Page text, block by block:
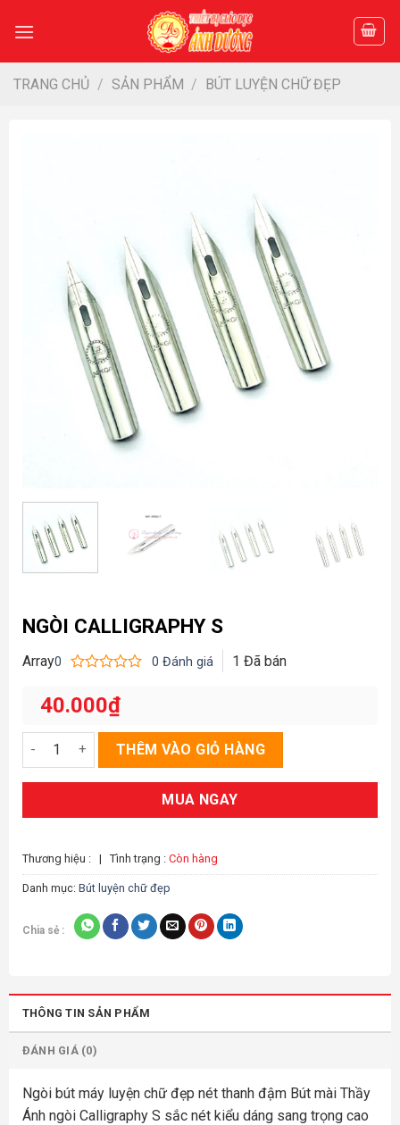
TRANG CHỦ / SẢN PHẨM / BÚT LUYỆN CHỮ ĐẸP
NGÒI CALLIGRAPHY S
Array0
xếp
hạng
sao
0 Đánh giá 1 Đã bán
40.000₫
Ngòi Calligraphy S số lượngTHÊM VÀO GIỎ HÀNG
MUA NGAY
Thương hiệu : | Tình trạng : Còn hàng
Danh mục: Bút luyện chữ đẹp
Chia sẻ :
THÔNG TIN SẢN PHẨM
ĐÁNH GIÁ (0)
Ngòi bút máy luyện chữ đẹp nét thanh đậm Bút mài Thầy
Ánh ngòi Calligraphy S sắc nét kiểu dáng sang trọng cao